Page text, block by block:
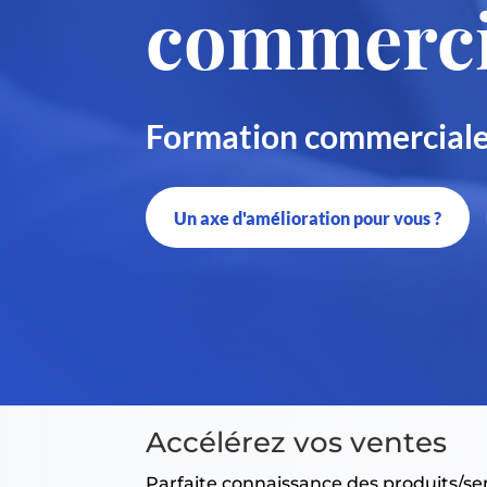
Formation
Un axe d'amélioration pour vous ?
Accélérez vos ventes